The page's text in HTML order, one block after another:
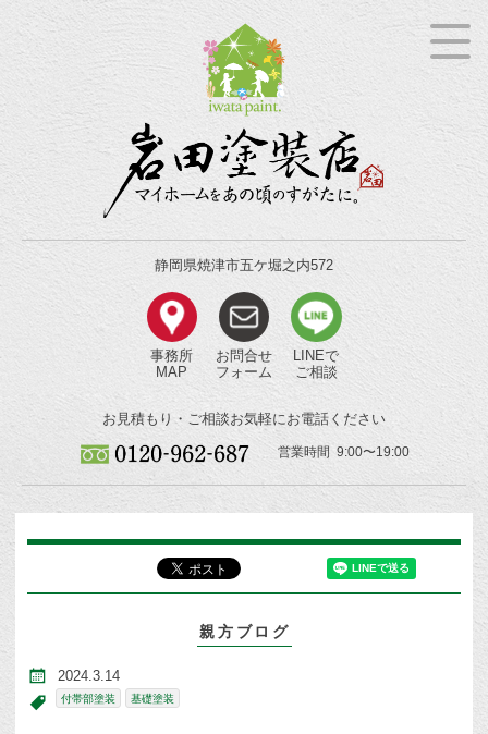
静岡県焼津市五ケ堀之内572
事務所
MAP
お問合せ
フォーム
LINEで
ご相談
お見積もり・ご相談お気軽にお電話ください
営業時間 9:00〜19:00
親方ブログ
2024.3.14
付帯部塗装 基礎塗装